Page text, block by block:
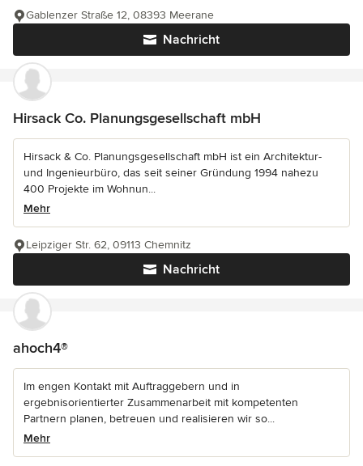
Nachricht
Gablenzer Straße 12, 08393 Meerane
Hirsack Co. Planungsgesellschaft mbH
Hirsack & Co. Planungsgesellschaft mbH ist ein Architektur-
und Ingenieurbüro, das seit seiner Gründung 1994 nahezu
400 Projekte im Wohnun...
Mehr
Nachricht
Leipziger Str. 62, 09113 Chemnitz
ahoch4®
Im engen Kontakt mit Auftraggebern und in
ergebnisorientierter Zusammenarbeit mit kompetenten
Partnern planen, betreuen und realisieren wir so...
Mehr